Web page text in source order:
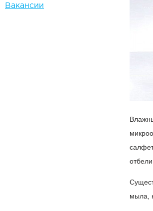
Вакансии
мыла,